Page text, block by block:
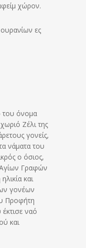
χώρον.
ες
του όνομα
Ζέλι της
γονείς,
νάματα του
ο όσιος,
Αγίων Γραφών
και
γονέων
Προφήτη
ναό
και